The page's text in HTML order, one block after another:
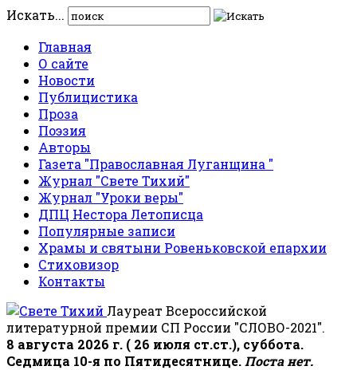
Искать...
Главная
О сайте
Новости
Публицистика
Проза
Поэзия
Авторы
Газета "Православная Луганщина "
Журнал "Свете Тихий"
Журнал "Уроки веры"
ДПЦ Нестора Летописца
Популярные записи
Храмы и святыни Ровеньковской епархии
Стиховизор
Контакты
Лауреат Всероссийской
литературной премии СП России "СЛОВО-2021".
8 августа 2026 г. ( 26 июля ст.ст.), суббота.
Седмица 10-я по Пятидесятнице. Поста нет.